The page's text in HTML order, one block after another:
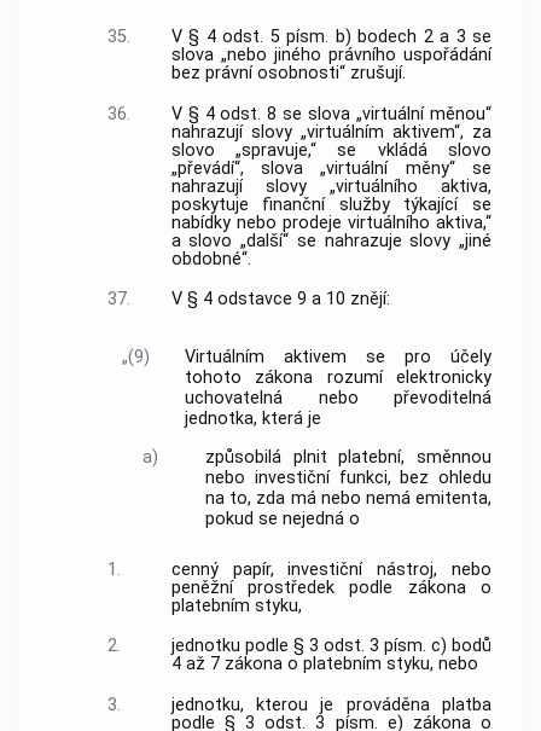
35.
V § 4 odst. 5 písm. b) bodech 2 a 3 se
slova „nebo jiného právního uspořádání
bez právní osobnosti“ zrušují.
36.
V § 4 odst. 8 se slova „virtuální měnou“
nahrazují slovy „virtuálním aktivem“, za
slovo „spravuje,“ se vkládá slovo
„převádí“, slova „virtuální měny“ se
nahrazují slovy „virtuálního aktiva,
poskytuje finanční služby týkající se
nabídky nebo prodeje virtuálního aktiva,“
a slovo „další“ se nahrazuje slovy „jiné
obdobné“.
37.
V § 4 odstavce 9 a 10 znějí:
„(9)
Virtuálním aktivem se pro účely
tohoto zákona rozumí elektronicky
uchovatelná nebo převoditelná
jednotka, která je
a)
způsobilá plnit platební, směnnou
nebo investiční funkci, bez ohledu
na to, zda má nebo nemá emitenta,
pokud se nejedná o
1.
cenný papír, investiční nástroj, nebo
peněžní prostředek podle zákona o
platebním styku,
2.
jednotku podle § 3 odst. 3 písm. c) bodů
4 až 7 zákona o platebním styku, nebo
3.
jednotku, kterou je prováděna platba
podle § 3 odst. 3 písm. e) zákona o